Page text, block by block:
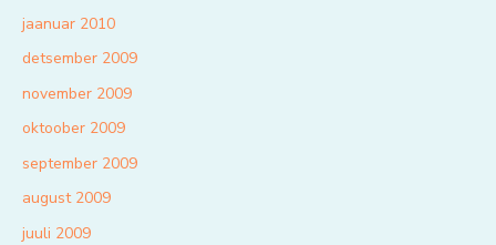
jaanuar 2010
detsember 2009
november 2009
oktoober 2009
september 2009
august 2009
juuli 2009